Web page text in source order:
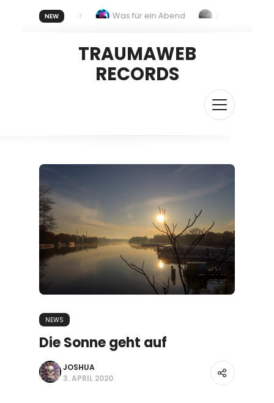
NEW
Wir mal wieder Was für ein Abend
Zwei G plus
TRAUMAWEB
RECORDS
NEWS
Die Sonne geht auf
JOSHUA
3. APRIL 2020